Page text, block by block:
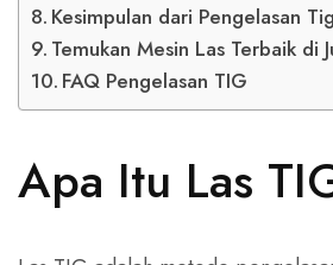
Kesimpulan dari Pengelasan Tig
Temukan Mesin Las Terbaik di
FAQ Pengelasan TIG
Apa Itu Las